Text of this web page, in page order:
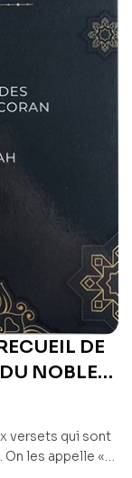
DE
NOBLE
–
versets qui sont
les appelle «